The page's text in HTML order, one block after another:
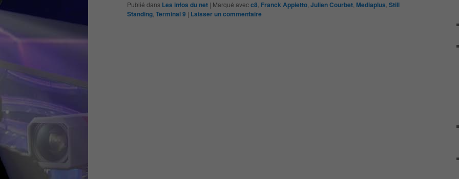
Publié dans Les infos du net | Marqué avecc8, Franck Appietto, Julien Courbet, Mediaplus, Still
Standing, Terminal 9 | Laisser un commentaire